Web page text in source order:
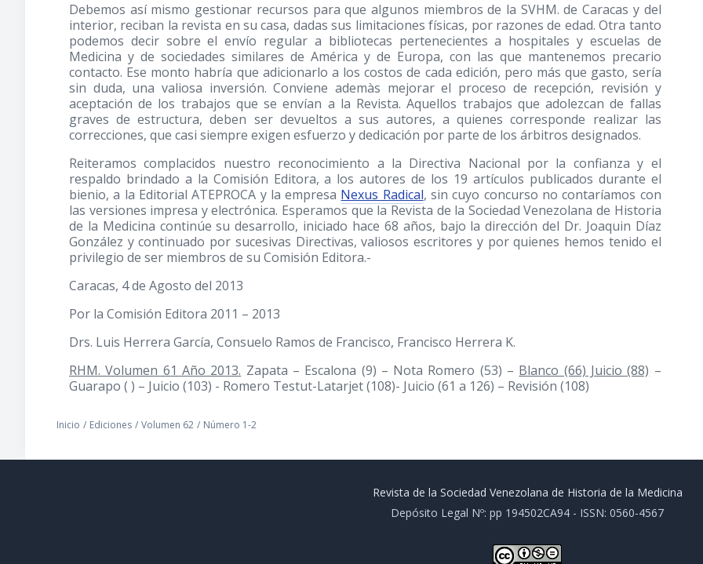
Debemos así mismo gestionar recursos para que algunos miembros de la SVHM. de Caracas y del
interior, reciban la revista en su casa, dadas sus limitaciones físicas, por razones de edad. Otra tanto
podemos decir sobre el envío regular a bibliotecas pertenecientes a hospitales y escuelas de
Medicina y de sociedades similares de América y de Europa, con las que mantenemos precario
contacto. Ese monto habría que adicionarlo a los costos de cada edición, pero más que gasto, sería
sin duda, una valiosa inversión. Conviene ademàs mejorar el proceso de recepción, revisión y
aceptación de los trabajos que se envían a la Revista. Aquellos trabajos que adolezcan de fallas
graves de estructura, deben ser devueltos a sus autores, a quienes corresponde realizar las
correcciones, que casi siempre exigen esfuerzo y dedicación por parte de los árbitros designados.
Reiteramos complacidos nuestro reconocimiento a la Directiva Nacional por la confianza y el
respaldo brindado a la Comisión Editora, a los autores de los 19 artículos publicados durante el
bienio, a la Editorial ATEPROCA y la empresa Nexus Radical, sin cuyo concurso no contaríamos con
las versiones impresa y electrónica. Esperamos que la Revista de la Sociedad Venezolana de Historia
de la Medicina continúe su desarrollo, iniciado hace 68 años, bajo la dirección del Dr. Joaquin Díaz
González y continuado por sucesivas Directivas, valiosos escritores y por quienes hemos tenido el
privilegio de ser miembros de su Comisión Editora.-
Caracas, 4 de Agosto del 2013
Por la Comisión Editora 2011 – 2013
Drs. Luis Herrera García, Consuelo Ramos de Francisco, Francisco Herrera K.
RHM. Volumen 61 Año 2013. Zapata – Escalona (9) – Nota Romero (53) – Blanco (66) Juicio (88) –
Guarapo ( ) – Juicio (103) - Romero Testut-Latarjet (108)- Juicio (61 a 126) – Revisión (108)
Inicio / Ediciones / Volumen 62 / Número 1-2
Revista de la Sociedad Venezolana de Historia de la Medicina
Depósito Legal Nº: pp 194502CA94 - ISSN: 0560-4567